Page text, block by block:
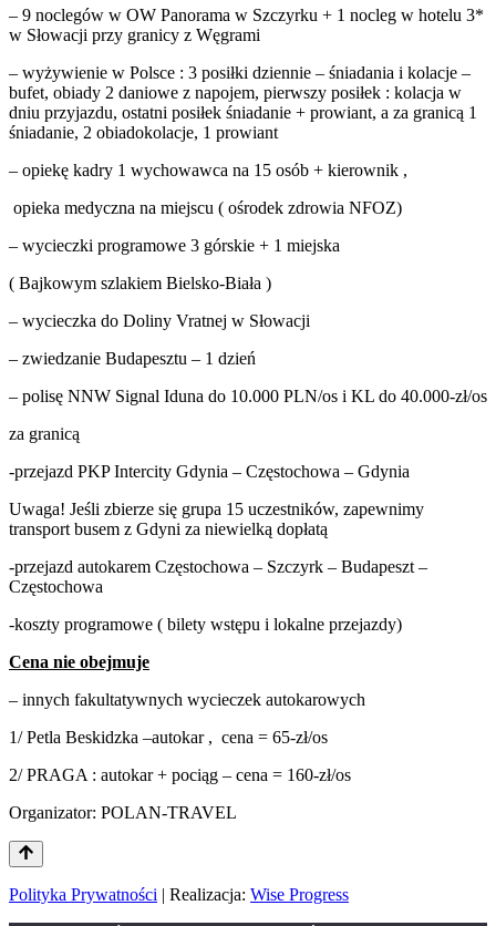
– 9 noclegów w OW Panorama w Szczyrku + 1 nocleg w hotelu 3*
w Słowacji przy granicy z Węgrami
– wyżywienie w Polsce : 3 posiłki dziennie – śniadania i kolacje –
bufet, obiady 2 daniowe z napojem, pierwszy posiłek : kolacja w
dniu przyjazdu, ostatni posiłek śniadanie + prowiant, a za granicą 1
śniadanie, 2 obiadokolacje, 1 prowiant
– opiekę kadry 1 wychowawca na 15 osób + kierownik ,
opieka medyczna na miejscu ( ośrodek zdrowia NFOZ)
– wycieczki programowe 3 górskie + 1 miejska
( Bajkowym szlakiem Bielsko-Biała )
– wycieczka do Doliny Vratnej w Słowacji
– zwiedzanie Budapesztu – 1 dzień
– polisę NNW Signal Iduna do 10.000 PLN/os i KL do 40.000-zł/os
za granicą
-przejazd PKP Intercity Gdynia – Częstochowa – Gdynia
Uwaga! Jeśli zbierze się grupa 15 uczestników, zapewnimy
transport busem z Gdyni za niewielką dopłatą
-przejazd autokarem Częstochowa – Szczyrk – Budapeszt –
Częstochowa
-koszty programowe ( bilety wstępu i lokalne przejazdy)
Cena nie obejmuje
– innych fakultatywnych wycieczek autokarowych
1/ Petla Beskidzka –autokar , cena = 65-zł/os
2/ PRAGA : autokar + pociąg – cena = 160-zł/os
Organizator: POLAN-TRAVEL
Polityka Prywatności | Realizacja: Wise Progress